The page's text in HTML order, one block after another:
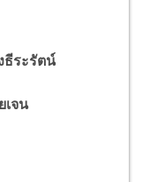
ระรัตน์
จน